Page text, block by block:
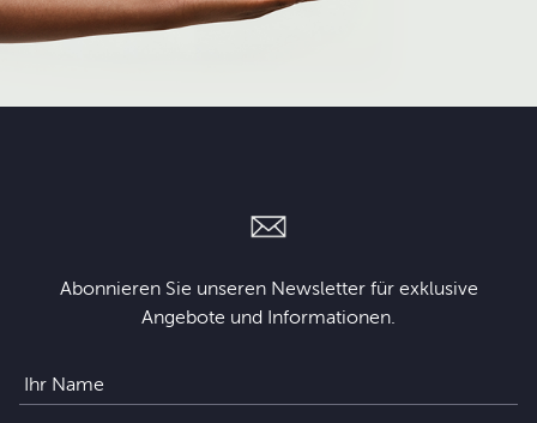
Abonnieren Sie unseren Newsletter für exklusive
Angebote und Informationen.